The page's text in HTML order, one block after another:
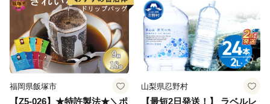
小分け お土産 お取り寄せ グ
ルメ 福岡 九州 福岡県 国産
日本 ふかむし茶 ふかむし 家
庭用 自宅用 ちゃ りょくちゃ
ふかむしちゃ 急須 甘み 川崎
町 送料無料
福岡県飯塚市
【Z5-026】★特許製法★＼ポ
山梨県忍野村
【最短2日発送！】 ラベルレ